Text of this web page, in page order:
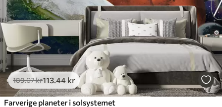
189.07kr113 .44 kr
Farverige planeter i solsystemet